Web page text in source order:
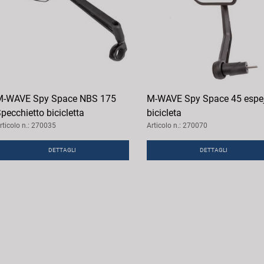
WAVE Spy Space NBS 175
bicicletta
n.: 270035
DETTAGLI
M-WAVE Spy Space 45
bicicleta
Articolo n.: 270070
DETTAGLI